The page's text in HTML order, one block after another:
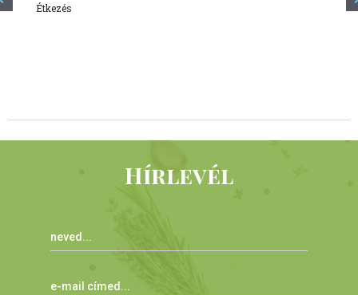
Étkezés
Hírlevél